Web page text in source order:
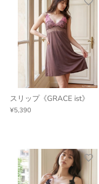
スリップ《GRACE ist》
¥5,390